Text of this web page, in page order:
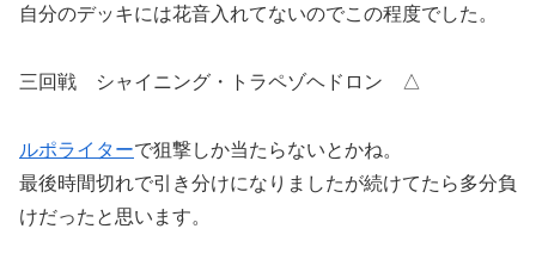
自分のデッキには花音入れてないのでこの程度でした。
三回戦 シャイニング・トラペゾヘドロン △
ルポライターで狙撃しか当たらないとかね。
最後時間切れで引き分けになりましたが続けてたら多分負
けだったと思います。